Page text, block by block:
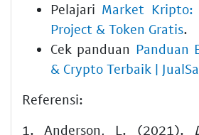
Pelajari Market Kripto:
Project & Token Gratis.
Cek panduan Panduan
& Crypto Terbaik |
Referensi:
1. Anderson, L. (2021).